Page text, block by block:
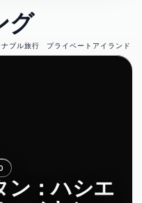
グ
ブル旅行 プライベートアイランド
ン：ハシエ